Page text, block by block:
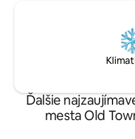
Ďalšie
mesta Old